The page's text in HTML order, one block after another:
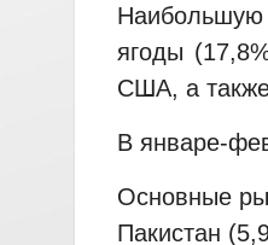
ягоды
США, а
В январе-
Основные
Пакистан